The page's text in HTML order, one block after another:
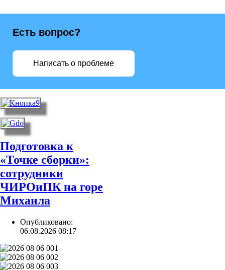
Есть вопрос?
Написать о проблеме
Подготовка к
«Точке сборки»:
сотрудники
ЧИРОиПК на горе
Михаила
Опубликовано:
06.08.2026 08:17